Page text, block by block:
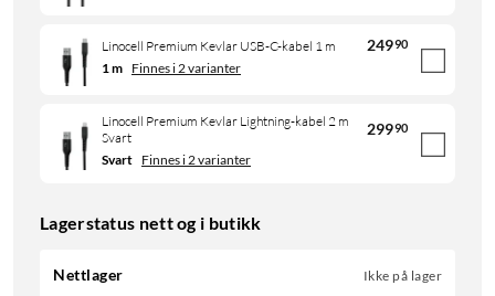
Linocell Premium Kevlar USB-C-kabel 1 m 24990
1 m Finnes i 2 varianter
Linocell Premium Kevlar Lightning-kabel 2 m
Svart
29990
Svart Finnes i 2 varianter
Lagerstatus nett og i butikk
Nettlager Ikke på lager